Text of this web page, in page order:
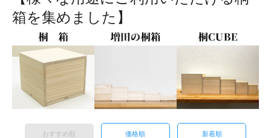
箱を集めました】
おすすめ順 価格順 新着順